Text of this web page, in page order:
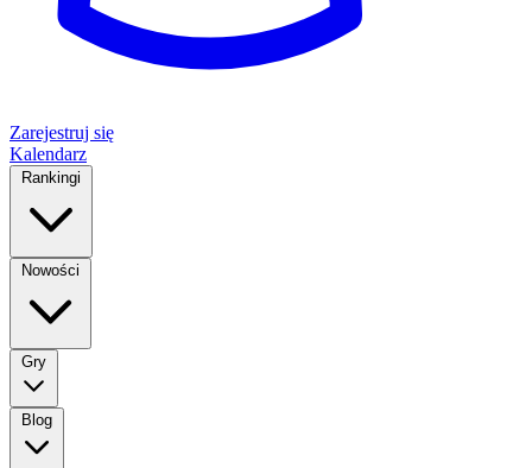
Zarejestruj się
Kalendarz
Rankingi
Nowości
Gry
Blog